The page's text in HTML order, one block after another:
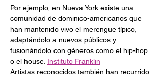
Por ejemplo, en Nueva York existe una
comunidad de dominico-americanos que
han mantenido vivo el merengue típico,
adaptándolo a nuevos públicos y
fusionándolo con géneros como el hip-hop
o el house. Instituto Franklin
Artistas reconocidos también han recurrido